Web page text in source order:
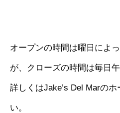
オープンの時間は曜日によ
が、クローズの時間は毎日午
詳しくはJake’s Del Marの
い。